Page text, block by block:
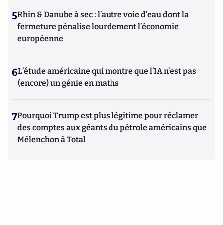
5Rhin & Danube à sec : l’autre voie d’eau dont la
fermeture pénalise lourdement l’économie
européenne
6L’étude américaine qui montre que l’IA n’est pas
(encore) un génie en maths
7Pourquoi Trump est plus légitime pour réclamer
des comptes aux géants du pétrole américains que
Mélenchon à Total